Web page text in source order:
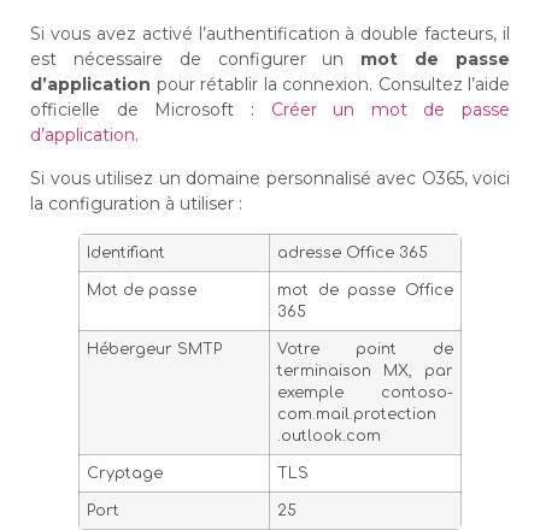
Si vous avez activé l’authentification à double facteurs, il
est nécessaire de configurer un mot de passe
d’application pour rétablir la connexion. Consultez l’aide
officielle de Microsoft : Créer un mot de passe
d’application.
Si vous utilisez un domaine personnalisé avec O365, voici
la configuration à utiliser :
Identifiant adresse Office 365
Mot de passe
mot de passe Office
365
Hébergeur SMTP
Votre point de
terminaison MX, par
exemple contoso-
com.mail.protection
.outlook.com
Cryptage TLS
Port 25